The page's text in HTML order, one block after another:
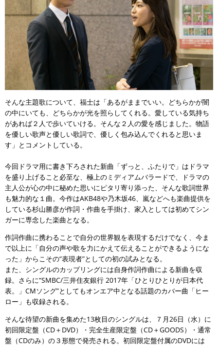
そんな主題歌について、福士は「あるがままでいい。どちらかが闇
の中にいても、どちらかが光を照らしてくれる。愛している気持ち
があれば２人で歩いていける。そんな２人の愛を感じました。物語
を優しい歌声と優しい歌詞で、優しく包み込んでくれると思いま
す」とコメントしている。
今回ドラマ用に書き下ろされた新曲「ずっと、ふたりで」はドラマ
を盛り上げること必至な、極上のミディアムバラードで、ドラマの
主人公が心の中に秘めた思いにピタリ寄り添った、そんな歌詞世界
も魅力的な１曲。今作はAKB48や乃木坂46、嵐などへも楽曲提供を
している杉山勝彦が作詞・作曲を手掛け、家入としては初めてシン
ガーに専念した楽曲となる。
作詞作曲に携わることで自分の世界観を表現するだけでなく、今ま
で以上に「自分の声や歌を力にかえて伝えることができるようにな
った」からこその“表現者”としての初の試みとなる。
また、シングルのカップリングには自身作詞作曲による新曲を収
録。さらに“SMBC/三井住友銀行 2017年「ひとりひとりが日本代
表。」CMソング”としてもオンエア中となる話題のカバー曲「ヒー
ロー」も収録される。
そんな待望の新曲を集めた13枚目のシングルは、７月26日（水）に
初回限定盤（CD＋DVD）・完全生産限定盤（CD＋GOODS）・通常
盤（CDのみ）の３形態で発売される。初回限定盤付属のDVDには